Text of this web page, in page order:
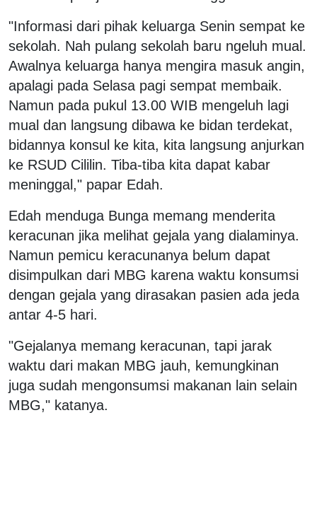
"Informasi dari pihak keluarga Senin sempat ke
sekolah. Nah pulang sekolah baru ngeluh mual.
Awalnya keluarga hanya mengira masuk angin,
apalagi pada Selasa pagi sempat membaik.
Namun pada pukul 13.00 WIB mengeluh lagi
mual dan langsung dibawa ke bidan terdekat,
bidannya konsul ke kita, kita langsung anjurkan
ke RSUD Cililin. Tiba-tiba kita dapat kabar
meninggal," papar Edah.
Edah menduga Bunga memang menderita
keracunan jika melihat gejala yang dialaminya.
Namun pemicu keracunanya belum dapat
disimpulkan dari MBG karena waktu konsumsi
dengan gejala yang dirasakan pasien ada jeda
antar 4-5 hari.
"Gejalanya memang keracunan, tapi jarak
waktu dari makan MBG jauh, kemungkinan
juga sudah mengonsumsi makanan lain selain
MBG," katanya.